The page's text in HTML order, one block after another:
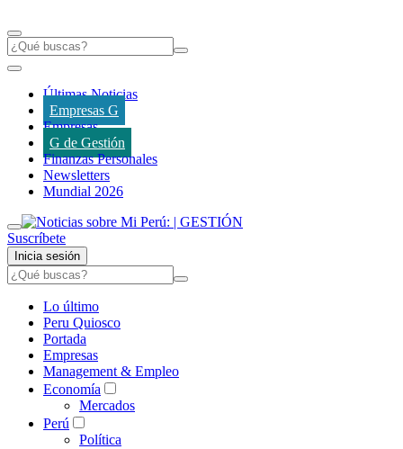
Últimas Noticias
Empresas G
Empresas
G de Gestión
Finanzas Personales
Newsletters
Mundial 2026
Suscríbete
Inicia sesión
Lo último
Peru Quiosco
Portada
Empresas
Management & Empleo
Economía
Mercados
Perú
Política